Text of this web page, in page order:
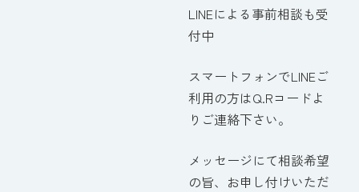
LINEによる事前相談も受
付中
スマートフォンでLINEご
利用の方はQ.Rコードよ
りご連絡下さい。
メッセージにて相談希望
の旨、お申し付けいただ